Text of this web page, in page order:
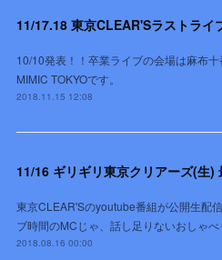
11/17.18 東京CLEAR'Sラストライ
10/10発表！！卒業ライブの会場は麻布
MIMIC TOKYOです。
2018.11.15 12:08
11/16 ギリギリ東京クリアーズ(生)
東京CLEAR'Sのyoutube番組が公開生配
ブ時間のMCじゃ、話し足りないおしゃ
2018.08.16 00:00